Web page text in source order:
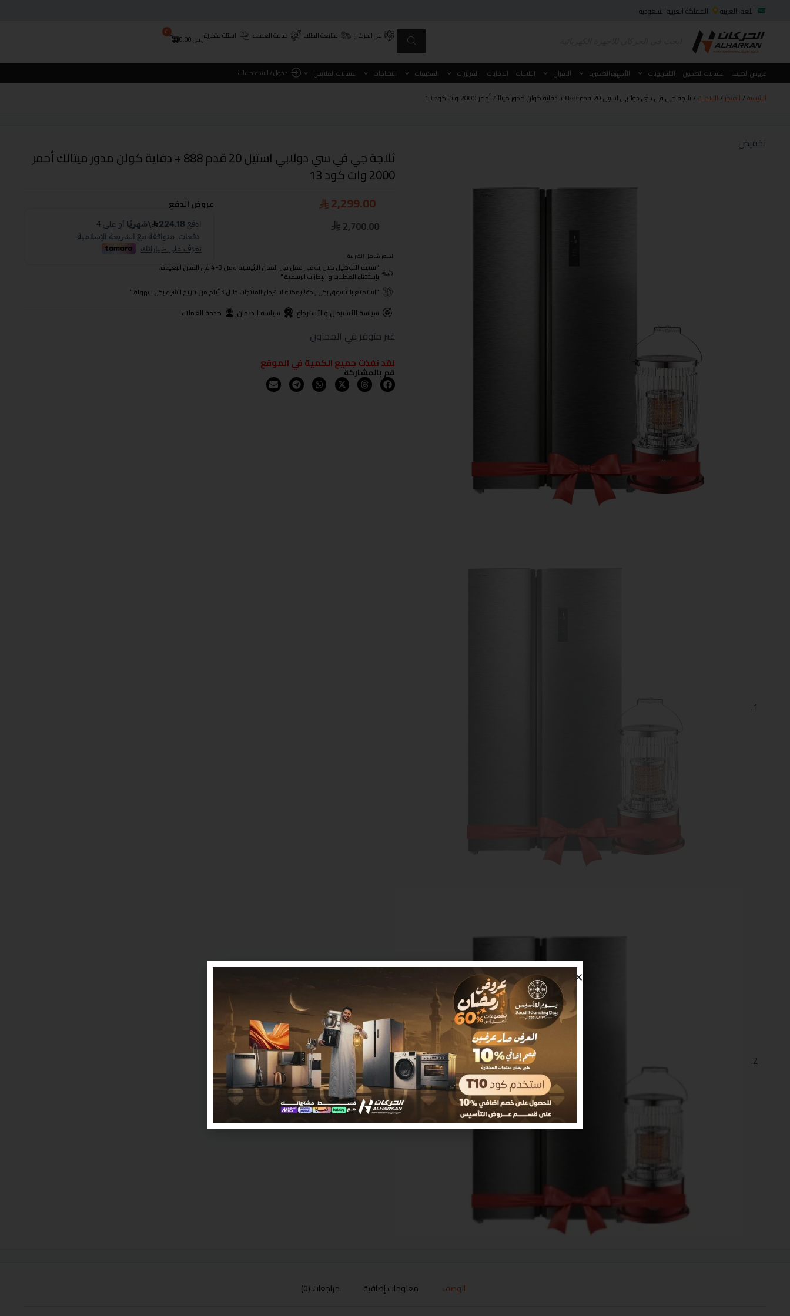
اللغة: العربية المملكة العربية السعودية
عن الحركان متابعة الطلب خدمة العملاء اسئلة متكررةر.س0.00
0
عروض الصيف غسالات الصحون التلفزيونات الأجهزة الصغيرة الافران الثلاجات الدفايات الفريزرات المكيفات النشافات غسالات الملابس دخول / انشاء حساب
الرئيسية/ المتجر / الثلاجات/ ثلاجة جي في سي دولابي استيل 20 قدم 888 + دفاية كولن مدور ميتالك أحمر 2000 وات كود 13
تخفيض
ثلاجة جي في سي دولابي استيل 20 قدم 888 + دفاية كولن مدور ميتالك أحمر
2000 وات كود 13
2,700.00
2,299.00
السعر شامل الضريبة
عروض الدفع
"سيتم التوصيل خلال يومي عمل في المدن الرئيسية ومن 3- 4 في المدن البعيدة.
بإستثناء العطلات و الإجازات الرسمية."
"استمتع بالتسوق بكل راحة! يمكنك استرجاع المنتجات خلال 3 أيام من تاريخ الشراء بكل سهولة."
سياسة الأستبدال والأسترجاع سياسة الضمان خدمة العملاء
غير متوفر في المخزون
لقد نفذت جميع الكمية في الموقع
قم بالمشاركة
الوصف معلومات إضافية مراجعات (0)